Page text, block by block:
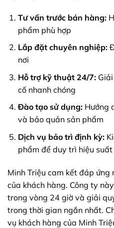
Tư vấn trước bán hàng:
phẩm phù hợp
Lắp đặt chuyên nghiệp:
nơi
Hỗ trợ kỹ thuật 24/7:Giải
cố nhanh chóng
Đào tạo sử dụng:Hướng
và bảo quản sản phẩm
Dịch vụ bảo trì định kỳ:
phẩm để duy trì hiệu suất
Minh Triệu cam kết đáp ứng
của khách hàng. Công ty
trong vòng 24 giờ và giải
trong thời gian ngắn nhất.
vụ khách hàng của Minh